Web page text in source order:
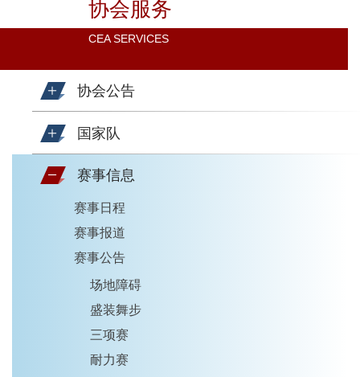
协会服务
CEA SERVICES
协会公告
国家队
赛事信息
赛事日程
赛事报道
赛事公告
场地障碍
盛装舞步
三项赛
耐力赛